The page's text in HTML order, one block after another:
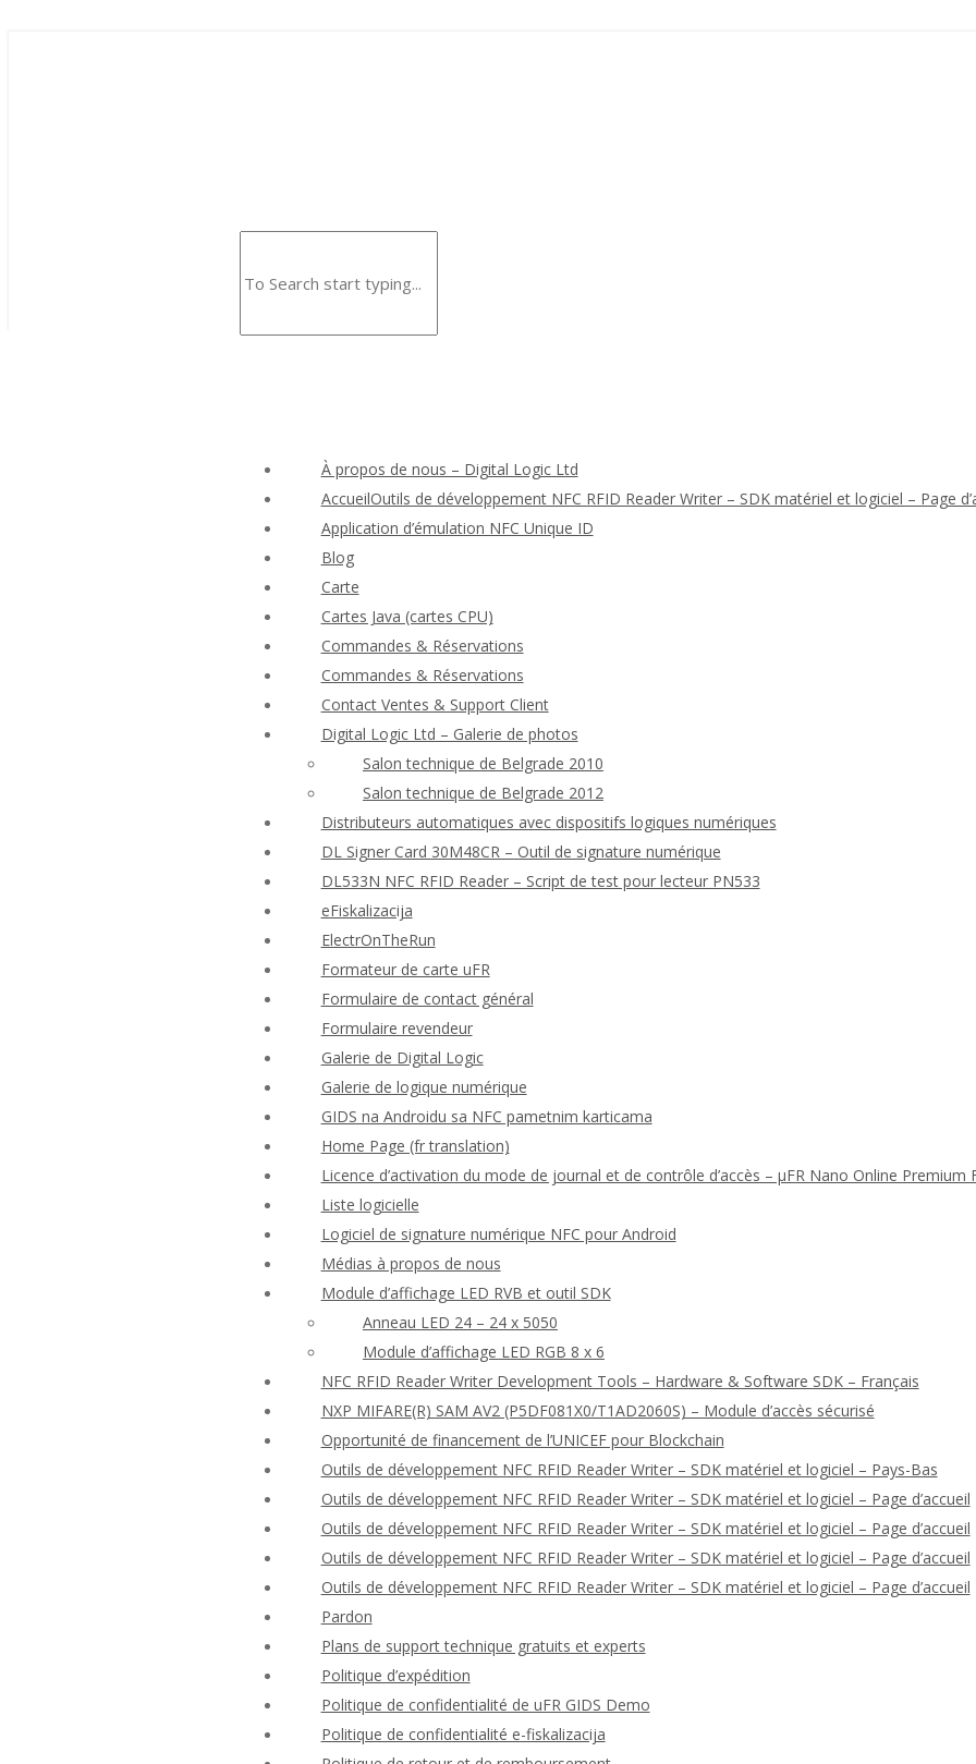
À propos de nous – Digital Logic Ltd
AccueilOutils de développement NFC RFID Reader Writer – SDK matériel et logiciel – Page
Application d’émulation NFC Unique ID
Blog
Carte
Cartes Java (cartes CPU)
Commandes & Réservations
Commandes & Réservations
Contact Ventes & Support Client
Digital Logic Ltd – Galerie de photos
Salon technique de Belgrade 2010
Salon technique de Belgrade 2012
Distributeurs automatiques avec dispositifs logiques numériques
DL Signer Card 30M48CR – Outil de signature numérique
DL533N NFC RFID Reader – Script de test pour lecteur PN533
eFiskalizacija
ElectrOnTheRun
Formateur de carte uFR
Formulaire de contact général
Formulaire revendeur
Galerie de Digital Logic
Galerie de logique numérique
GIDS na Androidu sa NFC pametnim karticama
Home Page (fr translation)
Licence d’activation du mode de journal et de contrôle d’accès – μFR Nano Online Premium
Liste logicielle
Logiciel de signature numérique NFC pour Android
Médias à propos de nous
Module d’affichage LED RVB et outil SDK
Anneau LED 24 – 24 x 5050
Module d’affichage LED RGB 8 x 6
NFC RFID Reader Writer Development Tools – Hardware & Software SDK – Français
NXP MIFARE(R) SAM AV2 (P5DF081X0/T1AD2060S) – Module d’accès sécurisé
Opportunité de financement de l’UNICEF pour Blockchain
Outils de développement NFC RFID Reader Writer – SDK matériel et logiciel – Pays-Bas
Outils de développement NFC RFID Reader Writer – SDK matériel et logiciel – Page d’accueil
Outils de développement NFC RFID Reader Writer – SDK matériel et logiciel – Page d’accueil
Outils de développement NFC RFID Reader Writer – SDK matériel et logiciel – Page d’accueil
Outils de développement NFC RFID Reader Writer – SDK matériel et logiciel – Page d’accueil
Pardon
Plans de support technique gratuits et experts
Politique d’expédition
Politique de confidentialité de uFR GIDS Demo
Politique de confidentialité e-fiskalizacija